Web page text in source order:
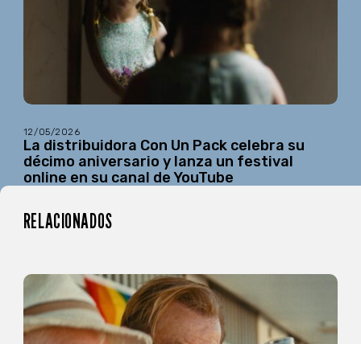
12/05/2026
La distribuidora Con Un Pack celebra su
décimo aniversario y lanza un festival
online en su canal de YouTube
RELACIONADOS